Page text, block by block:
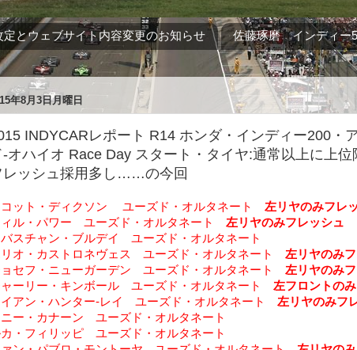
とウェブサイト内容変更のお知らせ
佐藤琢磨 インディー
年8月3日月曜日
INDYCARレポート R14 ホンダ・インディー200・
-オハイオ Race Day スタート・タイヤ:通常以上に上位
レッシュ採用多し……の今回
コット・ディクソン ユーズド・オルタネート 左リヤのみフレ
ィル・パワー ユーズド・オルタネート 左リヤのみフレッシュ
スチャン・ブルデイ ユーズド・オルタネート
リオ・カストロネヴェス ユーズド・オルタネート 左リヤのみ
ョセフ・ニューガーデン ユーズド・オルタネート 左リヤのみ
ーリー・キンボール ユーズド・オルタネート 左フロントの
イアン・ハンター-レイ ユーズド・オルタネート 左リヤのみフ
ニー・カナーン ユーズド・オルタネート
カ・フィリッピ ユーズド・オルタネート